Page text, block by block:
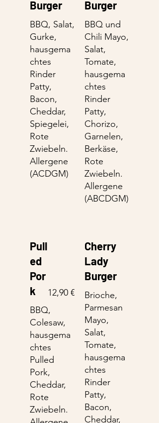
Burger
BBQ, Salat,
Gurke,
hausgema
chtes
Rinder
Patty,
Bacon,
Cheddar,
Spiegelei,
Rote
Zwiebeln.
Allergene
(ACDGM)
Burger
BBQ und
Chili Mayo,
Salat,
Tomate,
hausgema
chtes
Rinder
Patty,
Chorizo,
Garnelen,
Berkäse,
Rote
Zwiebeln.
Allergene
(ABCDGM)
Pull
ed
Por
k
BBQ,
Colesaw,
hausgema
chtes
Pulled
Pork,
Cheddar,
Rote
Zwiebeln.
12,90 €
Cherry
Lady
Burger
Brioche,
Parmesan
Mayo,
Salat,
Tomate,
hausgema
chtes
Rinder
Patty,
Bacon,
Cheddar,